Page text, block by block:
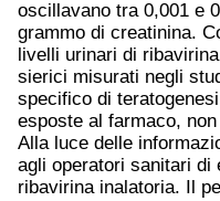
oscillavano tra 0,001 e
grammo di creatinina.
livelli urinari di
sierici misurati negli
specifico di
esposte al farmaco,
Alla luce delle
agli operatori sanitari di
ribavirina inalatoria. Il